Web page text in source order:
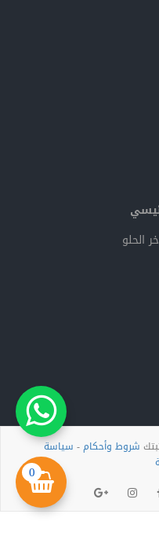
0
الحلو
شروط وأحكام- سياسة